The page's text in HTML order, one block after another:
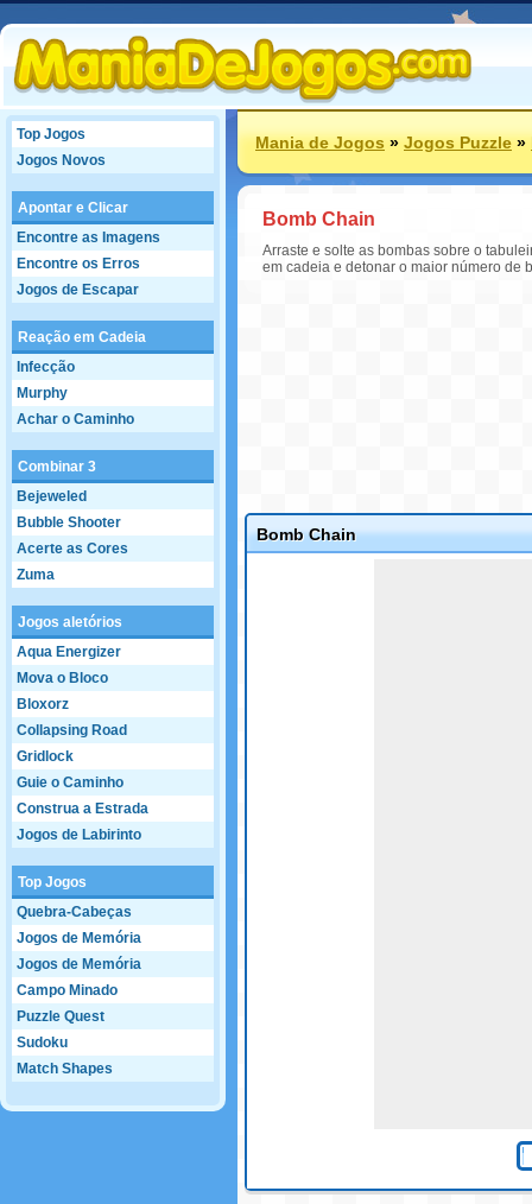
Top Jogos
Jogos Novos
Apontar e Clicar
Encontre as Imagens
Encontre os Erros
Jogos de Escapar
Reação em Cadeia
Infecção
Murphy
Achar o Caminho
Combinar 3
Bejeweled
Bubble Shooter
Acerte as Cores
Zuma
Jogos aletórios
Aqua Energizer
Mova o Bloco
Bloxorz
Collapsing Road
Gridlock
Guie o Caminho
Construa a Estrada
Jogos de Labirinto
Top Jogos
Quebra-Cabeças
Jogos de Memória
Jogos de Memória
Campo Minado
Puzzle Quest
Sudoku
Match Shapes
Mania de Jogos»Jogos Puzzle»
Bomb Chain
Arraste e solte as bombas sobre o
em cadeia e detonar o maior número de
Bomb Chain